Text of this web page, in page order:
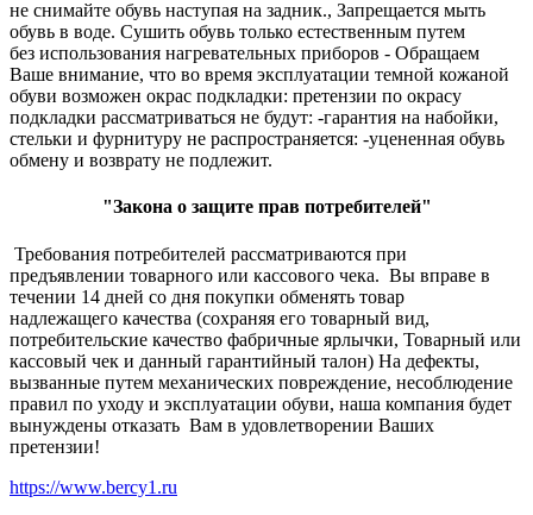
не снимайте обувь наступая на задник., Запрещается мыть
обувь в воде. Сушить обувь только естественным путем
без использования нагревательных приборов - Обращаем
Ваше внимание, что во время эксплуатации темной кожаной
обуви возможен окрас подкладки: претензии по окрасу
подкладки рассматриваться не будут: -гарантия на набойки,
стельки и фурнитуру не распространяется: -уцененная обувь
обмену и возврату не подлежит.
"Закона о защите прав потребителей"
Требования потребителей рассматриваются при
предъявлении товарного или кассового чека. Вы вправе в
течении 14 дней со дня покупки обменять товар
надлежащего качества (сохраняя его товарный вид,
потребительские качество фабричные ярлычки, Товарный или
кассовый чек и данный гарантийный талон) На дефекты,
вызванные путем механических повреждение, несоблюдение
правил по уходу и эксплуатации обуви, наша компания будет
вынуждены отказать Вам в удовлетворении Ваших
претензии!
https://www.bercy1.ru